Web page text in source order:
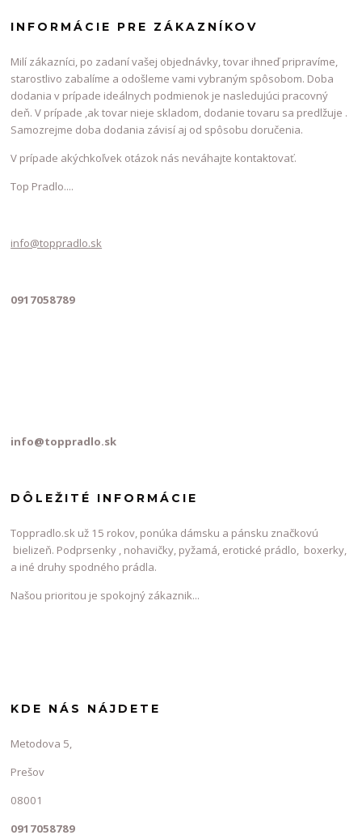
INFORMÁCIE PRE ZÁKAZNÍKOV
Milí zákazníci, po zadaní vašej objednávky, tovar ihneď pripravíme,
starostlivo zabalíme a odošleme vami vybraným spôsobom. Doba
dodania v prípade ideálnych podmienok je nasledujúci pracovný
deň. V prípade ,ak tovar nieje skladom, dodanie tovaru sa predlžuje .
Samozrejme doba dodania závisí aj od spôsobu doručenia.
V prípade akýchkoľvek otázok nás neváhajte kontaktovať.
Top Pradlo....
info@toppradlo.sk
0917058789
info@toppradlo.sk
DÔLEŽITÉ INFORMÁCIE
Toppradlo.sk už 15 rokov, ponúka dámsku a pánsku značkovú
bielizeň. Podprsenky , nohavičky, pyžamá, erotické prádlo, boxerky,
a iné druhy spodného prádla.
Našou prioritou je spokojný zákaznik...
KDE NÁS NÁJDETE
Metodova 5,
Prešov
08001
0917058789